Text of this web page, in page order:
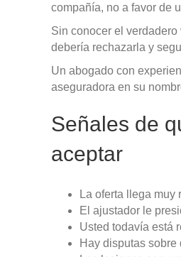
compañía, no a favor de
Sin conocer el
debería rechazarla y
Un abogado con
aseguradora en su
Señales de
aceptar
La oferta llega muy
El ajustador le
Usted todavía está
Hay disputas